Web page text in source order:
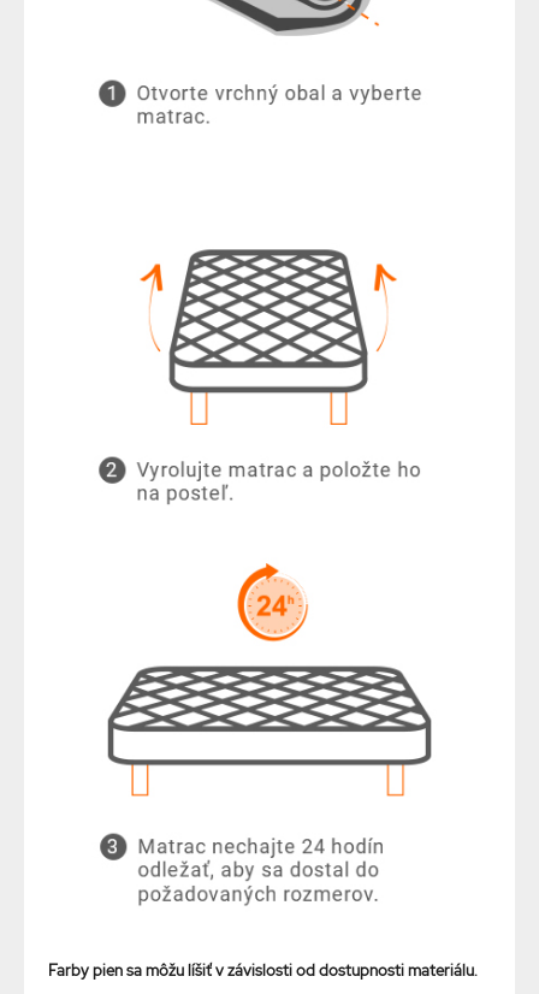
Farby pien sa môžu líšiť v závislosti od dostupnosti materiálu.